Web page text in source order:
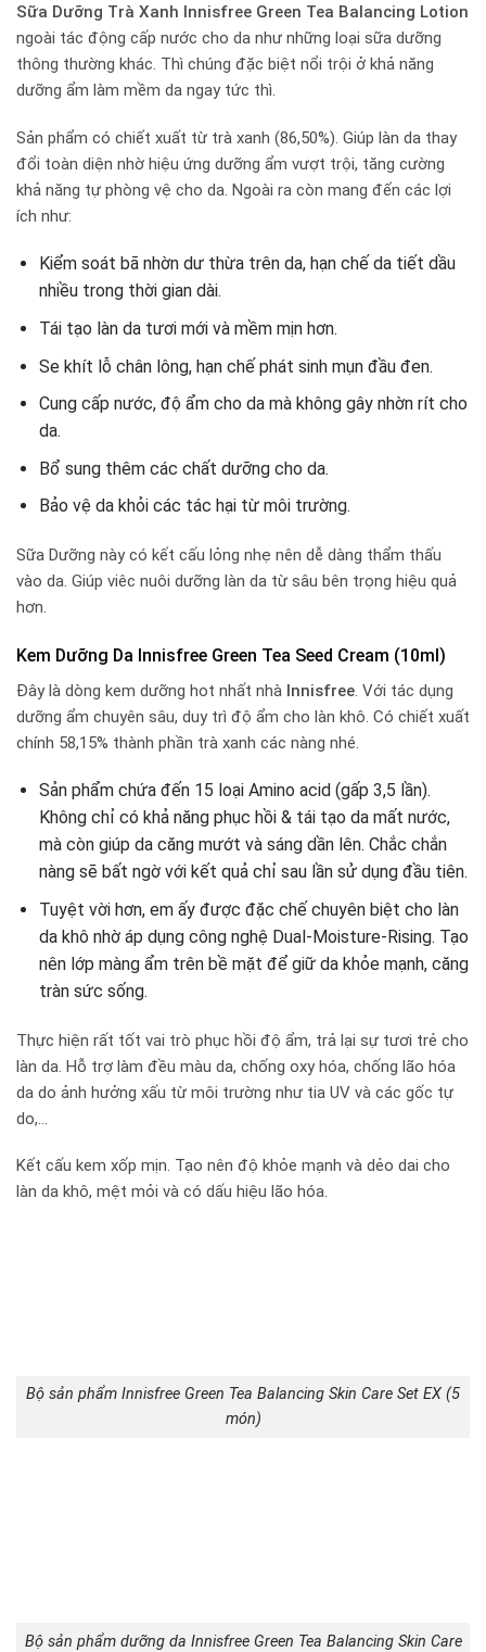
Sữa Dưỡng Trà Xanh Innisfree Green Tea Balancing Lotion
ngoài tác động cấp nước cho da như những loại sữa dưỡng
thông thường khác. Thì chúng đặc biệt nổi trội ở khả năng
dưỡng ẩm làm mềm da ngay tức thì.
Sản phẩm có chiết xuất từ trà xanh (86,50%). Giúp làn da thay
đổi toàn diện nhờ hiệu ứng dưỡng ẩm vượt trội, tăng cường
khả năng tự phòng vệ cho da. Ngoài ra còn mang đến các lợi
ích như:
Kiểm soát bã nhờn dư thừa trên da, hạn chế da tiết dầu
nhiều trong thời gian dài.
Tái tạo làn da tươi mới và mềm mịn hơn.
Se khít lỗ chân lông, hạn chế phát sinh mụn đầu đen.
Cung cấp nước, độ ẩm cho da mà không gây nhờn rít cho
da.
Bổ sung thêm các chất dưỡng cho da.
Bảo vệ da khỏi các tác hại từ môi trường.
Sữa Dưỡng này có kết cấu lỏng nhẹ nên dễ dàng thẩm thấu
vào da. Giúp viêc nuôi dưỡng làn da từ sâu bên trọng hiệu quả
hơn.
Kem Dưỡng Da Innisfree Green Tea Seed Cream (10ml)
Đây là dòng kem dưỡng hot nhất nhà Innisfree. Với tác dụng
dưỡng ẩm chuyên sâu, duy trì độ ẩm cho làn khô. Có chiết xuất
chính 58,15% thành phần trà xanh các nàng nhé.
Sản phẩm chứa đến 15 loại Amino acid (gấp 3,5 lần).
Không chỉ có khả năng phục hồi & tái tạo da mất nước,
mà còn giúp da căng mướt và sáng dần lên. Chắc chắn
nàng sẽ bất ngờ với kết quả chỉ sau lần sử dụng đầu tiên.
Tuyệt vời hơn, em ấy được đặc chế chuyên biệt cho làn
da khô nhờ áp dụng công nghệ Dual-Moisture-Rising. Tạo
nên lớp màng ẩm trên bề mặt để giữ da khỏe mạnh, căng
tràn sức sống.
Thực hiện rất tốt vai trò phục hồi độ ẩm, trả lại sự tươi trẻ cho
làn da. Hỗ trợ làm đều màu da, chống oxy hóa, chống lão hóa
da do ảnh hưởng xấu từ môi trường như tia UV và các gốc tự
do,…
Kết cấu kem xốp mịn. Tạo nên độ khỏe mạnh và dẻo dai cho
làn da khô, mệt mỏi và có dấu hiệu lão hóa.
Bộ sản phẩm Innisfree Green Tea Balancing Skin Care Set EX (5
món)
Bộ sản phẩm dưỡng da Innisfree Green Tea Balancing Skin Care